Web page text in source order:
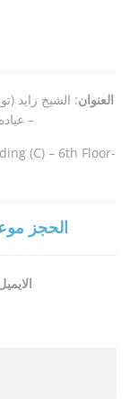
العنوان: الشيخ زايد
–
(C) – 6th Floor-
الحجز